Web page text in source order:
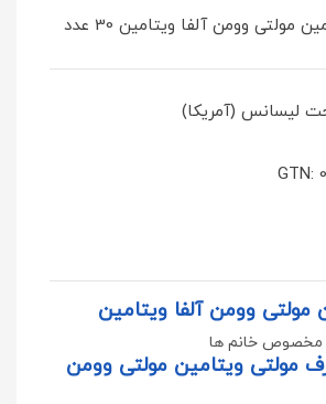
وومن آلفا ویتامین 30 عدد
لیسانس (آمریکا)
GTN:
مولتی وومن آلفا ویتامین
مخصوص خانم ها
مولتی ویتامین مولتی وومن